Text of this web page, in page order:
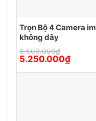
Trọn Bộ 4 Camera
không dây
6.500.000₫
Giá
gốc
là:
5.250.000₫Giá
tại